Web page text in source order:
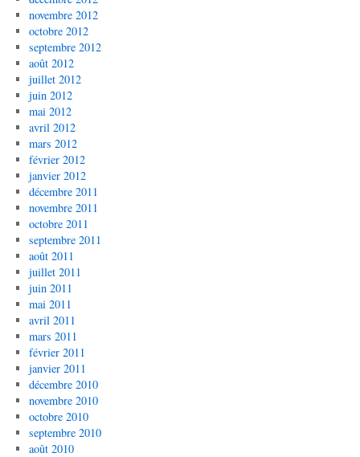
novembre 2012
octobre 2012
septembre 2012
août 2012
juillet 2012
juin 2012
mai 2012
avril 2012
mars 2012
février 2012
janvier 2012
décembre 2011
novembre 2011
octobre 2011
septembre 2011
août 2011
juillet 2011
juin 2011
mai 2011
avril 2011
mars 2011
février 2011
janvier 2011
décembre 2010
novembre 2010
octobre 2010
septembre 2010
août 2010